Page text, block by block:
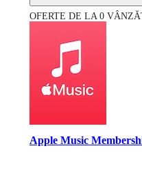
OFERTE DE LA 0
Apple Music